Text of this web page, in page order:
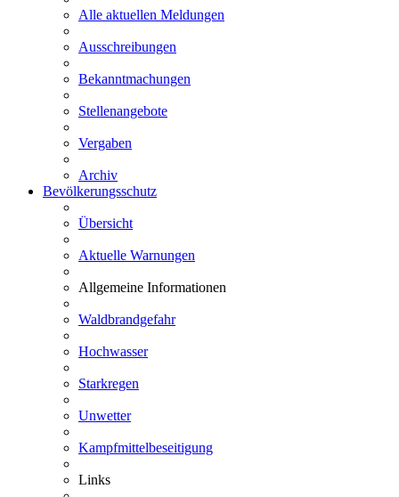
Alle aktuellen Meldungen
Ausschreibungen
Bekanntmachungen
Stellenangebote
Vergaben
Archiv
Bevölkerungsschutz
Übersicht
Aktuelle Warnungen
Allgemeine Informationen
Waldbrandgefahr
Hochwasser
Starkregen
Unwetter
Kampfmittelbeseitigung
Links